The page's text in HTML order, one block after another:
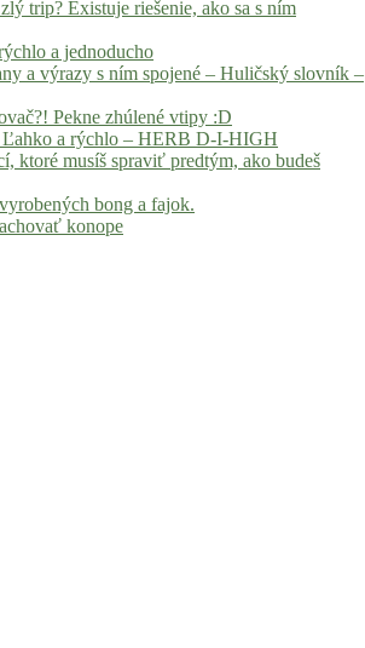
trip? Existuje riešenie, ako sa s ním
a jednoducho
a výrazy s ním spojené – Huličský slovník –
Pekne zhúlené vtipy :D
Ľahko a rýchlo – HERB D-I-HIGH
ktoré musíš spraviť predtým, ako budeš
bong a fajok.
konope